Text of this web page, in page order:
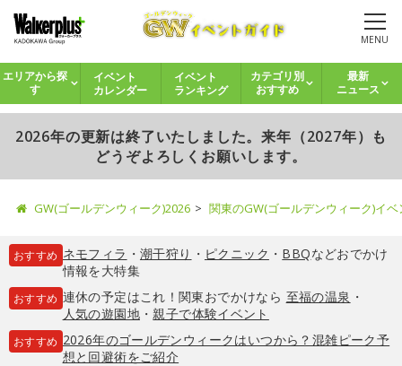
MENU
エリアから探
す
イベント
カレンダー
イベント
ランキング
カテゴリ別
おすすめ
最新
ニュース
2026年の更新は終了いたしました。来年（2027年）も
どうぞよろしくお願いします。
GW(ゴールデンウィーク)2026 関東のGW(ゴールデンウィーク)イ
おすすめ ネモフィラ ・ 潮干狩り ・ ピクニック ・ BBQなどおでかけ
情報を大特集
おすすめ 連休の予定はこれ！関東おでかけなら 至福の温泉 ・
人気の遊園地・親子で体験イベント
おすすめ 2026年のゴールデンウィークはいつから？混雑ピーク予
想と回避術をご紹介